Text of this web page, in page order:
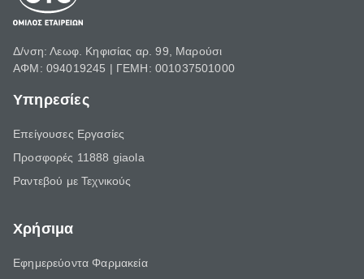
Δ/νση: Λεωφ. Κηφισίας αρ. 99, Μαρούσι
ΑΦΜ: 094019245 | ΓΕΜΗ: 001037501000
Υπηρεσίες
Επείγουσες Εργασίες
Προσφορές 11888 giaola
Ραντεβού με Τεχνικούς
Χρήσιμα
Εφημερεύοντα Φαρμακεία